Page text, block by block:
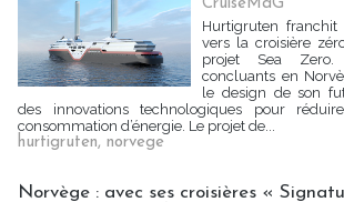
CruiseMaG
Hurtigruten
vers la croisière
projet Sea
concluants en
le design de son
des innovations technologiques pour
consommation d’énergie. Le projet de...
hurtigruten, norvege
Norvège : avec ses croisières «